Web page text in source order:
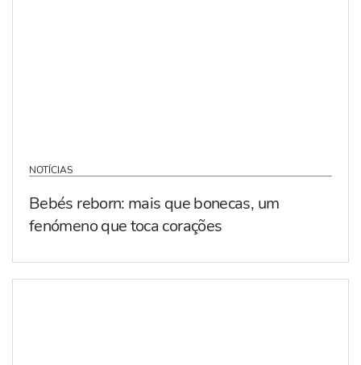
NOTÍCIAS
Bebés reborn: mais que bonecas, um
fenómeno que toca corações